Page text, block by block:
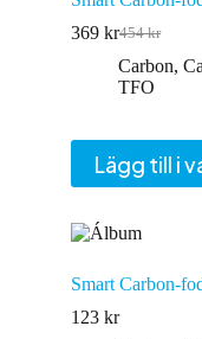
454kr
Det
priset
369 krDet
nuvarande
priset
Carbon,
TFO
Lägg till i
Smart Carbon-
123 kr